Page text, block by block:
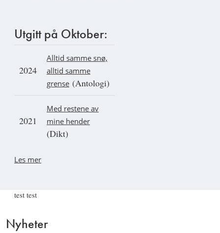
Utgitt på Oktober:
2024
Alltid samme snø,
alltid samme
grense (Antologi)
2021
Med restene av
mine hender
(Dikt)
Les mer
test test
Nyheter